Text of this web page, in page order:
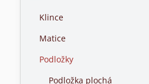
Klince
Matice
Podložky
Podložka plochá